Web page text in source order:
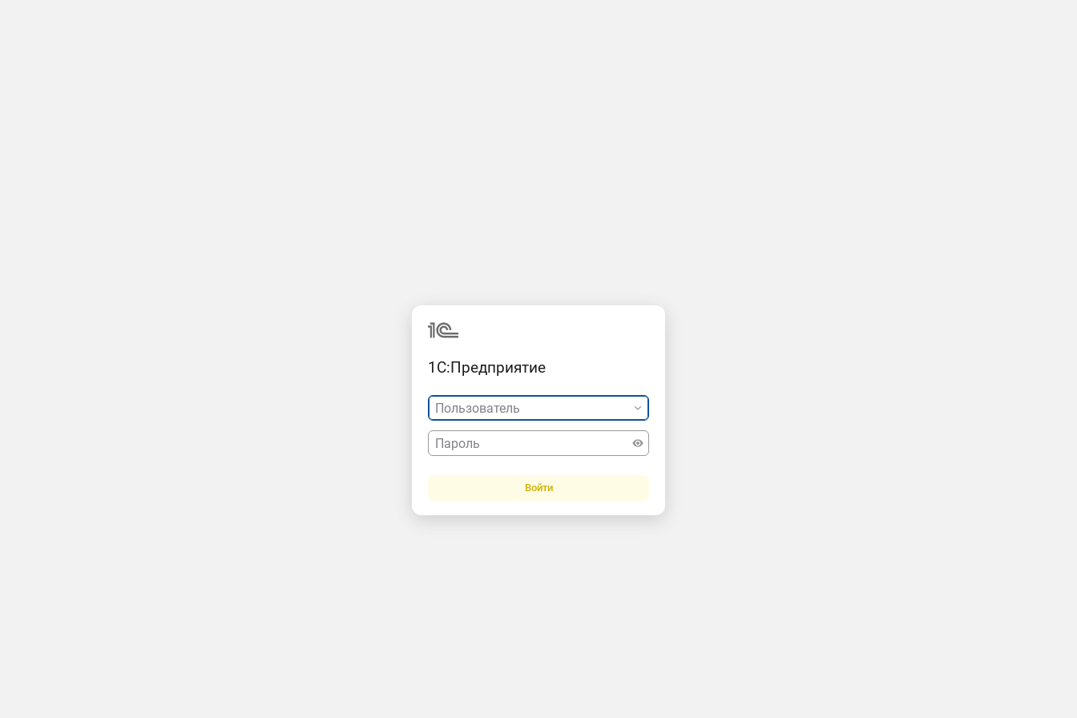
1С:Предприятие
Войти